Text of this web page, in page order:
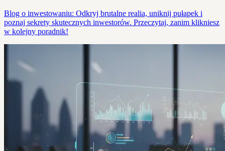
Blog o inwestowaniu: Odkryj brutalne realia, uniknij pułapek i
poznaj sekrety skutecznych inwestorów. Przeczytaj, zanim klikniesz
w kolejny poradnik!